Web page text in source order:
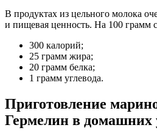
В продуктах из цельного молока
и пищевая ценность. На 100 грамм
300 калорий;
25 грамм жира;
20 грамм белка;
1 грамм углевода.
Приготовление
Гермелин в домашних